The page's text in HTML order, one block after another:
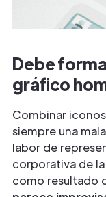
Debe
gráfico
Combinar
siempre una
labor de
corporativa de
como resultado